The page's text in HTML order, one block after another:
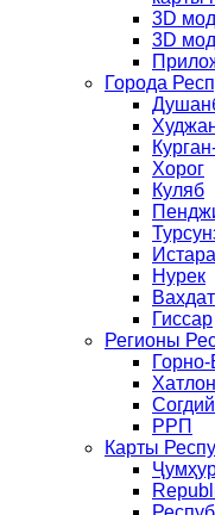
3D
3D
Города
Хорог
Куляб
Нурек
Вахдат
Гиссар
Регионы
РРП
Карты